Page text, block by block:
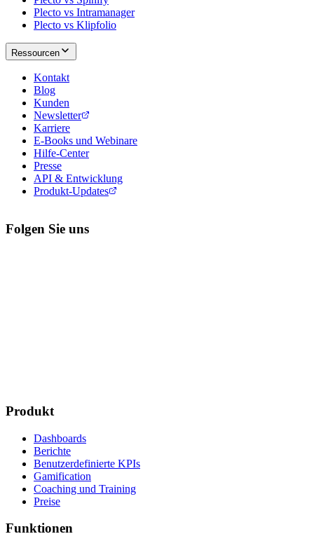
Plecto vs Intramanager
Plecto vs Klipfolio
Ressourcen
Kontakt
Blog
Kunden
Newsletter
Karriere
E-Books und Webinare
Hilfe-Center
Presse
API & Entwicklung
Produkt-Updates
Folgen Sie uns
Produkt
Dashboards
Berichte
Benutzerdefinierte KPIs
Gamification
Coaching und Training
Preise
Funktionen